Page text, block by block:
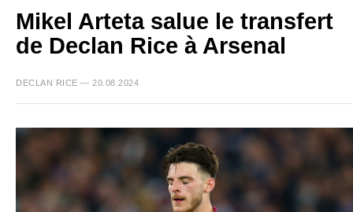
Mikel Arteta salue le transfert
de Declan Rice à Arsenal
DECLAN RICE — 20.08.2024